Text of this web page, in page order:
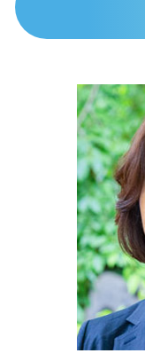
個人再生 申
任意整理 い
交通事故 弁
人身事故とは
歩行者 信号
交通事故 人身
示談交渉 弁
遺産相続 い
土地 評価額
相続放棄
遺産放棄 期限
法定相続人
相続放棄 必
相続放棄 手
債務整理 弁
交通事故 弁
債務整理 弁
相続 弁護士
交通事故 弁
債務整理 弁
相続 弁護士
交通事故 弁
相続 弁護士
債務整理 弁護
債務整理 弁護